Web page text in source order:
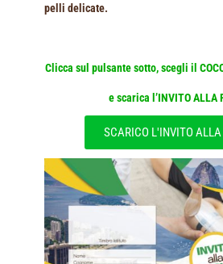
pelli delicate.
Clicca sul pulsante sotto,scegli il
escarica l’INVITO ALLA
SCARICO L'INVITO ALLA